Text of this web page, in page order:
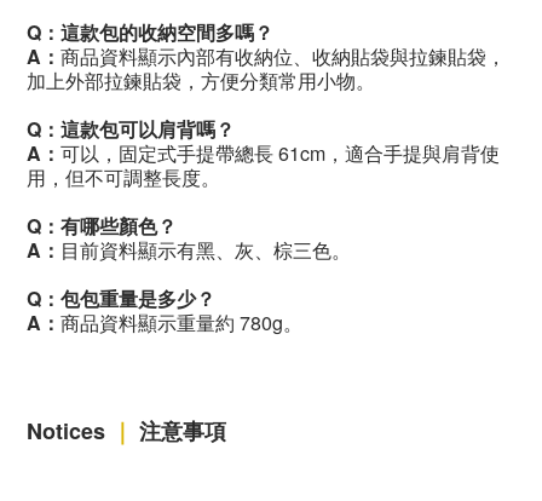
Q ：這款包的收納空間多嗎？
A ： 商品資料顯示內部有收納位、收納貼袋與拉鍊貼袋，
加上外部拉鍊貼袋，方便分類常用小物。
Q ： 這款包可以肩背嗎？
A ： 可以，固定式手提帶總長 61cm，適合手提與肩背使
用，但不可調整長度。
Q ： 有哪些顏色？
A ： 目前資料顯示有黑、灰、棕三色。
Q ：包包重量是多少？
A ： 商品資料顯示重量約 780g。
Notices ｜ 注意事項